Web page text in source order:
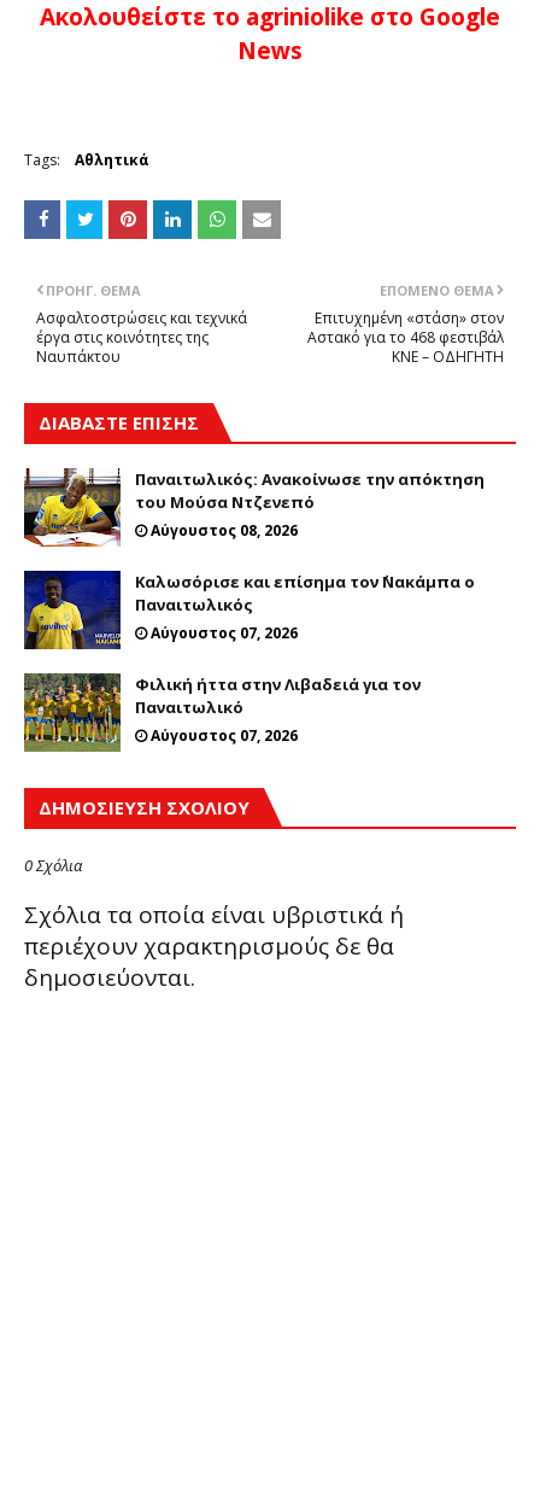
Ακολουθείστε το agriniolike στο Google
News
Tags: Αθλητικά
ΕΠΌΜΕΝΟ ΘΈΜΑ
Επιτυχημένη «στάση» στον
Αστακό για το 468 φεστιβάλ
ΚΝΕ – ΟΔΗΓΗΤΗ
ΠΡΟΗΓ. ΘΈΜΑ
Ασφαλτοστρώσεις και τεχνικά
έργα στις κοινότητες της
Ναυπάκτου
ΔΙΑΒΑΣΤΕ ΕΠΙΣΗΣ
Παναιτωλικός: Ανακοίνωσε την απόκτηση
του Μούσα Ντζενεπό
Αύγουστος 08, 2026
Καλωσόρισε και επίσημα τον ΄Νακάμπα ο
Παναιτωλικός
Αύγουστος 07, 2026
Φιλική ήττα στην Λιβαδειά για τον
Παναιτωλικό
Αύγουστος 07, 2026
ΔΗΜΟΣΊΕΥΣΗ ΣΧΟΛΊΟΥ
0 Σχόλια
Σχόλια τα οποία είναι υβριστικά ή
περιέχουν χαρακτηρισμούς δε θα
δημοσιεύονται.